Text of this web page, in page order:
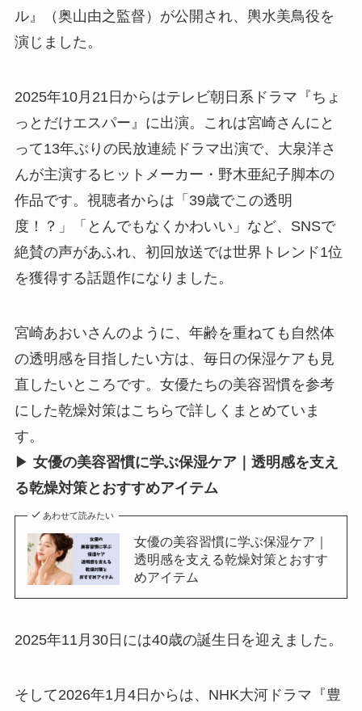
ル』（奥山由之監督）が公開され、輿水美鳥役を
演じました。
2025年10月21日からはテレビ朝日系ドラマ『ちょ
っとだけエスパー』に出演。これは宮崎さんにと
って13年ぶりの民放連続ドラマ出演で、大泉洋さ
んが主演するヒットメーカー・野木亜紀子脚本の
作品です。視聴者からは「39歳でこの透明
度！？」「とんでもなくかわいい」など、SNSで
絶賛の声があふれ、初回放送では世界トレンド1位
を獲得する話題作になりました。
宮崎あおいさんのように、年齢を重ねても自然体
の透明感を目指したい方は、毎日の保湿ケアも見
直したいところです。女優たちの美容習慣を参考
にした乾燥対策はこちらで詳しくまとめていま
す。
▶ 女優の美容習慣に学ぶ保湿ケア｜透明感を支え
る乾燥対策とおすすめアイテム
あわせて読みたい
女優の美容習慣に学ぶ保湿ケア｜
透明感を支える乾燥対策とおすす
めアイテム
2025年11月30日には40歳の誕生日を迎えました。
そして2026年1月4日からは、NHK大河ドラマ『豊